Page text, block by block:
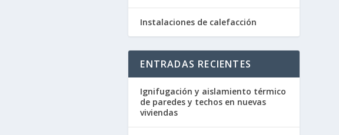
Instalaciones de calefacción
ENTRADAS RECIENTES
Ignifugación y aislamiento térmico
de paredes y techos en nuevas
viviendas